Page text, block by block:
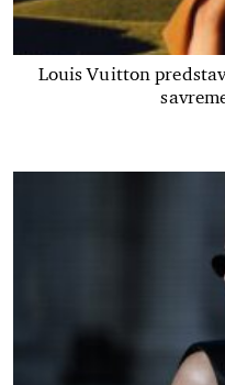
Louis Vuitton